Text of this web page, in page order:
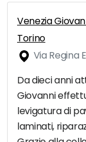
Venezia
Torino
Via Regina
Da dieci anni
Giovanni
levigatura di
laminati,